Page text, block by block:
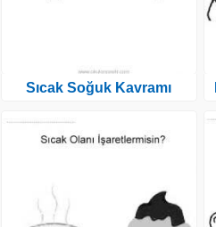
Sıcak Soğuk Kavramı